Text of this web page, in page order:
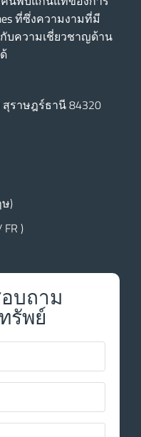
ที่ซึ่งความงามที่มี
บความเชี่ยวชาญด้าน
ราษฎร์ธานี 84320
)
)
บถาม
รัพย์